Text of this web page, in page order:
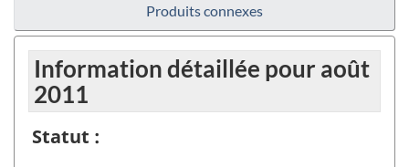
Produits connexes
Information détaillée pour août
2011
Statut :